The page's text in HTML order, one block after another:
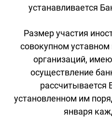
устанавливается
Размер участия
совокупном
организаций,
осуществление
рассчитывается
установленном им
января